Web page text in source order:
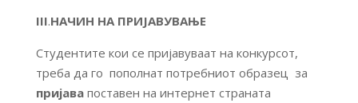
III.НАЧИН НА ПРИЈАВУВАЊЕ
Студентите кои се пријавуваат на конкурсот,
треба да го пополнат потребниот образец за
пријавапоставен на интернет страната